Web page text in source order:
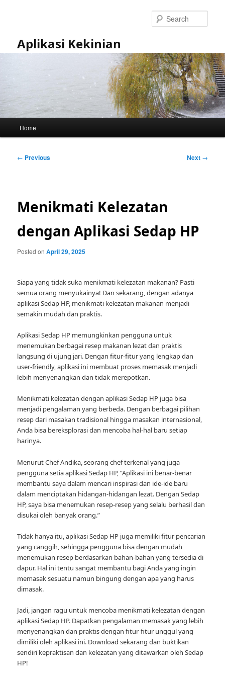
Aplikasi Kekinian
Home
Post
← Previous Next →
Menikmati Kelezatan
dengan Aplikasi Sedap HP
Posted onApril 29, 2025
Siapa yang tidak suka menikmati kelezatan makanan? Pasti
semua orang menyukainya! Dan sekarang, dengan adanya
aplikasi Sedap HP, menikmati kelezatan makanan menjadi
semakin mudah dan praktis.
Aplikasi Sedap HP memungkinkan pengguna untuk
menemukan berbagai resep makanan lezat dan praktis
langsung di ujung jari. Dengan fitur-fitur yang lengkap dan
user-friendly, aplikasi ini membuat proses memasak menjadi
lebih menyenangkan dan tidak merepotkan.
Menikmati kelezatan dengan aplikasi Sedap HP juga bisa
menjadi pengalaman yang berbeda. Dengan berbagai pilihan
resep dari masakan tradisional hingga masakan internasional,
Anda bisa bereksplorasi dan mencoba hal-hal baru setiap
harinya.
Menurut Chef Andika, seorang chef terkenal yang juga
pengguna setia aplikasi Sedap HP, “Aplikasi ini benar-benar
membantu saya dalam mencari inspirasi dan ide-ide baru
dalam menciptakan hidangan-hidangan lezat. Dengan Sedap
HP, saya bisa menemukan resep-resep yang selalu berhasil dan
disukai oleh banyak orang.”
Tidak hanya itu, aplikasi Sedap HP juga memiliki fitur pencarian
yang canggih, sehingga pengguna bisa dengan mudah
menemukan resep berdasarkan bahan-bahan yang tersedia di
dapur. Hal ini tentu sangat membantu bagi Anda yang ingin
memasak sesuatu namun bingung dengan apa yang harus
dimasak.
Jadi, jangan ragu untuk mencoba menikmati kelezatan dengan
aplikasi Sedap HP. Dapatkan pengalaman memasak yang lebih
menyenangkan dan praktis dengan fitur-fitur unggul yang
dimiliki oleh aplikasi ini. Download sekarang dan buktikan
sendiri kepraktisan dan kelezatan yang ditawarkan oleh Sedap
HP!